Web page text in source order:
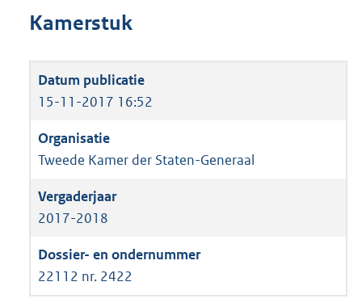
Kamerstuk
15-11-2017 16:52
Tweede Kamer der Staten-Generaal
2017-2018
22112 nr. 2422